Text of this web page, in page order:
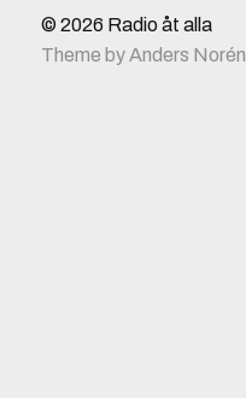
© 2026 Radio åt alla
Theme byAnders Norén